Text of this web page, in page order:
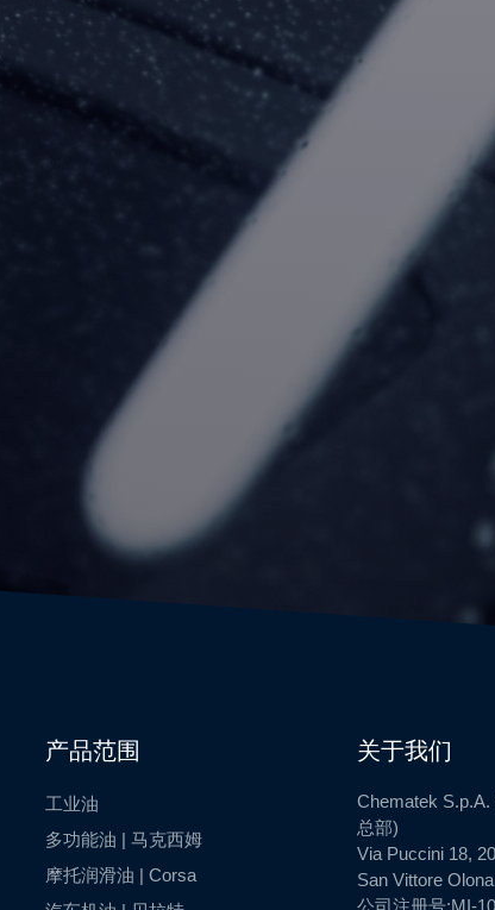
产品范围
工业油
多功能油 | 马克西姆
摩托润滑油 | Corsa
关于我们
Chematek S.p.A.
总部)
Via Puccini 18,
San Vittore
公司注册号:MI-